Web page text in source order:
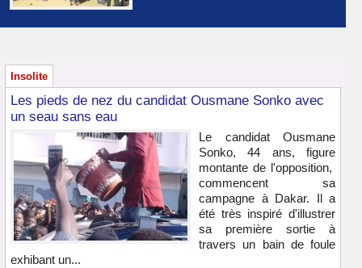
Insolite
Les pieds de nez du candidat Ousmane Sonko avec
un seau sans eau
Le candidat Ousmane
Sonko, 44 ans, figure
montante de l'opposition,
commencent sa
campagne à Dakar. Il a
été très inspiré d'illustrer
sa première sortie à
travers un bain de foule
exhibant un...